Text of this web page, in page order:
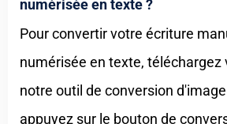
numérisée en texte ?
Pour convertir votre écriture
numérisée en texte, téléchargez
notre outil de conversion
appuyez sur le bouton de